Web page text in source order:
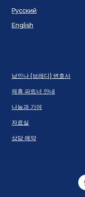
Русский
English
남인나 (브래디) 변호사
제휴 파트너 안내
나눔과 기여
자료실
상담 예약